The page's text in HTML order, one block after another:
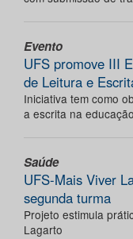
Evento
UFS promove III
de Leitura e
Iniciativa tem como
a escrita na
Saúde
UFS-Mais Viver
segunda turma
Projeto estimula
Lagarto